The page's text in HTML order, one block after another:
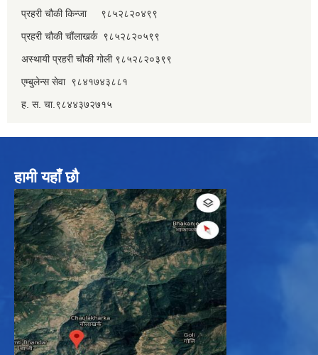
प्रहरी चौकी किन्जा ९८५२८२०४९९
प्रहरी चौकी चौंलाखर्क ९८५२८२०५९९
अस्थायी प्रहरी चौकी गोली ९८५२८२०३९९
एम्बुलेन्स सेवा ९८४१७४३८८१
ह. स. चा.९८४४३७२७१५
हामी यहाँ छौ